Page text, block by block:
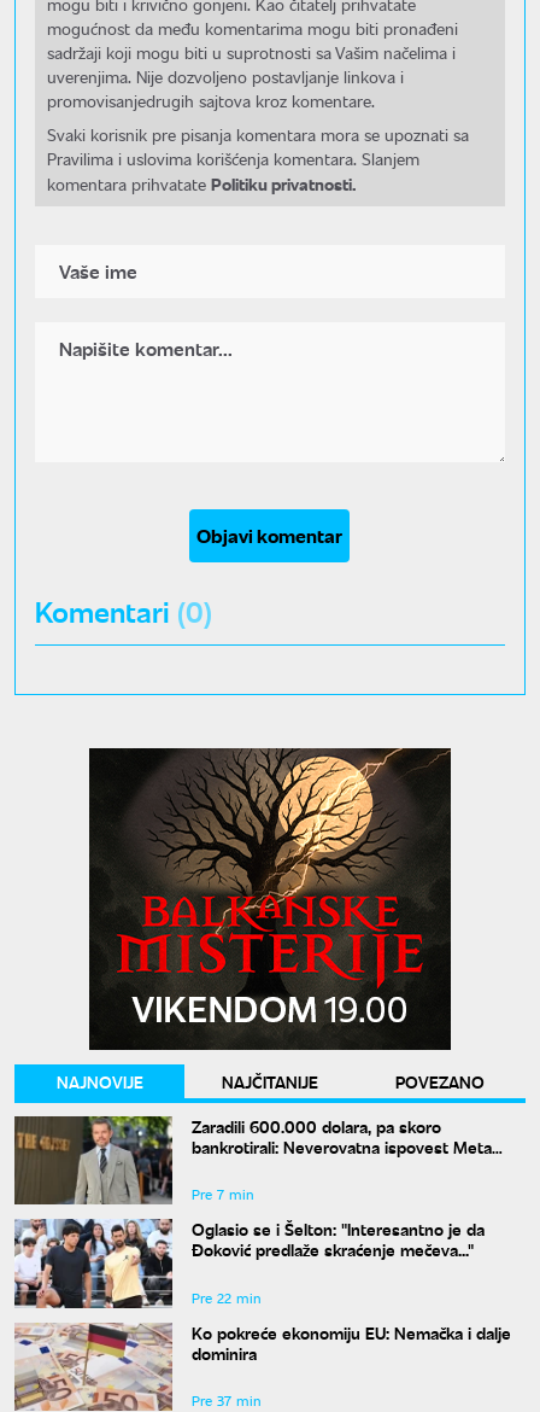
mogućnost da među komentarima mogu biti pronađeni
sadržaji koji mogu biti u suprotnosti sa Vašim načelima i
uverenjima. Nije dozvoljeno postavljanje linkova i
promovisanjedrugih sajtova kroz komentare.
Svaki korisnik pre pisanja komentara mora se upoznati sa
Pravilima i uslovima korišćenja komentara. Slanjem
komentara prihvatate Politiku privatnosti.
Objavi komentar
Komentari (0)
NAJNOVIJE NAJČITANIJE
POVEZANO
Zaradili 600.000 dolara, pa skoro
bankrotirali: Neverovatna ispovest Meta
Pre 7 min
Oglasio se i Šelton: "Interesantno je da
Đoković predlaže skraćenje mečeva..."
Pre 22 min
Ko pokreće ekonomiju EU: Nemačka i dalje
dominira
Pre 37 min